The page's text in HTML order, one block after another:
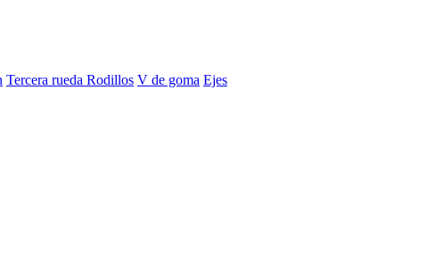
Tercera rueda Rodillos V de goma Ejes